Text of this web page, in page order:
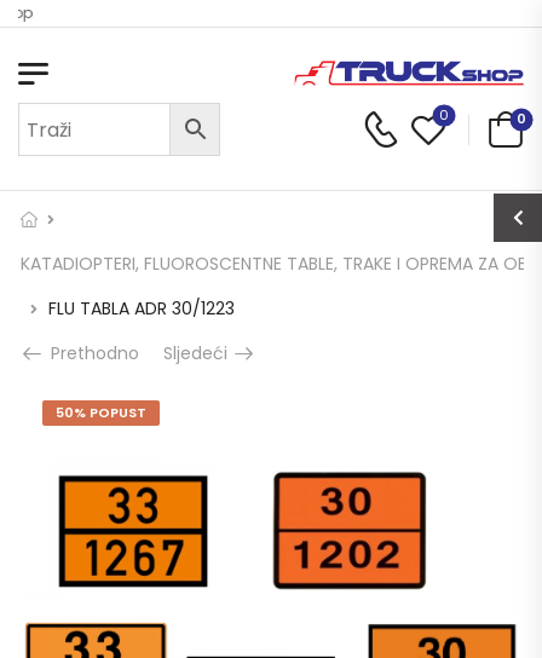
0 0
KATADIOPTERI, FLUOROSCENTNE TABLE, TRAKE I OPREMA ZA
FLU TABLA ADR 30/1223
Prethodno
Sljedeći
50% POPUST